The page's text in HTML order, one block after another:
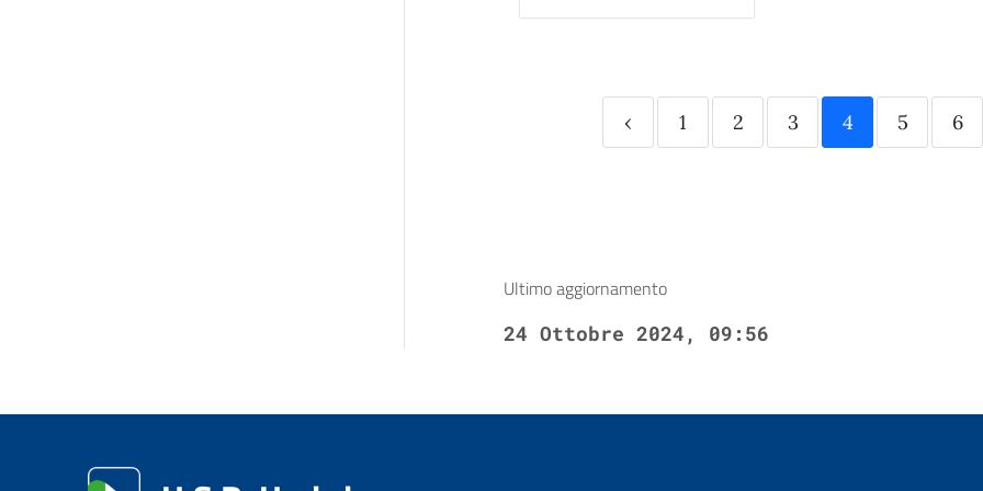
‹ 1 2 3 4 5 6
Ultimo aggiornamento
24 Ottobre 2024, 09:56